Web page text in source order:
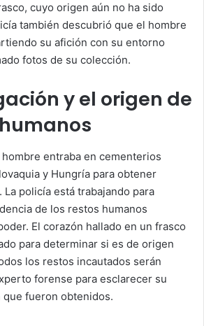
cuyo origen aún no ha sido
también descubrió que el hombre
su afición con su entorno
fotos de su colección.
y el origen de
entraba en cementerios
y Hungría para obtener
La policía está trabajando para
de los restos humanos
El corazón hallado en un frasco
para determinar si es de origen
los restos incautados serán
forense para esclarecer su
fueron obtenidos.